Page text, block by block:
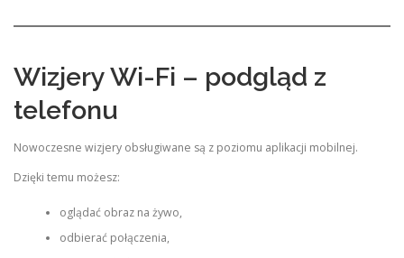
Wizjery Wi-Fi – podgląd z
telefonu
Nowoczesne wizjery obsługiwane są z poziomu aplikacji mobilnej.
Dzięki temu możesz:
oglądać obraz na żywo,
odbierać połączenia,